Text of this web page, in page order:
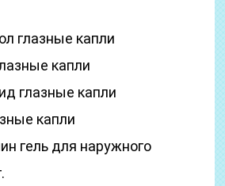
глазные капли
капли
глазные капли
капли
гель для наружного